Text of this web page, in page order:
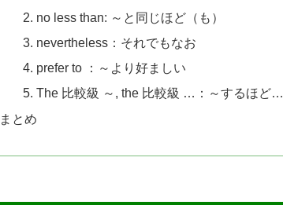
no less than: ～と同じほど（も）
nevertheless：それでもなお
prefer to ：～より好ましい
The 比較級 ～, the 比較級 …：～するほど…
まとめ